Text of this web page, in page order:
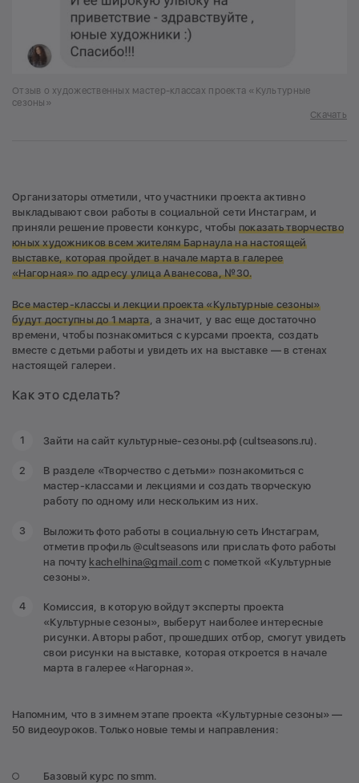
Отзыв о художественных мастер-классах проекта «Культурные
сезоны»
Скачать
Организаторы отметили, что участники проекта активно
выкладывают свои работы в социальной сети Инстаграм, и
приняли решение провести конкурс, чтобы показать творчество
юных художников всем жителям Барнаула нанастоящей
выставке, которая пройдет в начале марта в галерее
«Нагорная» по адресу улица Аванесова, №30.
Все мастер-классы и лекции проекта «Культурные сезоны»
будут доступны до 1 марта, а значит, у вас еще достаточно
времени, чтобы познакомиться с курсами проекта, создать
вместе с детьми работы и увидеть их на выставке — в стенах
настоящей галереи.
Как это сделать?
Зайти на сайт культурные-сезоны.рф (cultseasons.ru).
В разделе «Творчество с детьми» познакомиться с
мастер-классами и лекциями и создать творческую
работу по одному или нескольким из них.
Выложить фото работы в социальную сеть Инстаграм,
отметив профиль @cultseasons или прислать фото работы
на почту kachelhina@gmail.comc пометкой «Культурные
сезоны».
Комиссия, в которую войдут эксперты проекта
«Культурные сезоны», выберут наиболее интересные
рисунки. Авторы работ, прошедших отбор, смогут увидеть
свои рисунки на выставке, которая откроется в начале
марта в галерее «Нагорная».
Напомним, что в зимнем этапе проекта «Культурные сезоны» —
50 видеоуроков. Только новые темы и направления:
Базовый курс по smm.